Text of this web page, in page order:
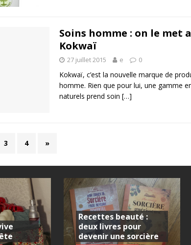
Soins homme : on le met
Kokwaï
27 juillet 2015 e 0
Kokwaï, c’est la nouvelle marque de
homme. Rien que pour lui, une gamme
naturels prend soin […]
3 4 »
Recettes beauté :
deux livres pour
devenir une sorcière